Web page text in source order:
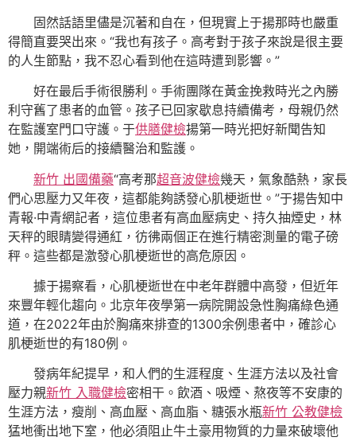
固然話語里儘是沉著和自在，但現實上于揚那時也嚴重
得簡直要哭出來。“我也有孩子。高考對于孩子來說是很主要
的人生節點，我不忍心看到他在這時遭到影響。”
好在最后手術很勝利。手術團隊在黃金挽救時光之內勝
利守舊了患者的血管。孩子已回家歇息持續備考，母親仍然
在監護室門口守護。于供膳健檢揚第一時光把好新聞告知
她，開端術后的接續醫治和監護。
新竹 出國備藥“高考那超音波健檢幾天，氣象酷熱，家長
們心思壓力又年夜，這都能夠誘發心肌梗逝世。”于揚告知中
青報·中青網記者，這位患者有高血壓病史、持久抽煙史，林
天秤的眼睛變得通紅，彷彿兩個正在進行精密測量的電子磅
秤。這些都是激發心肌梗逝世的高危原因。
據于揚察看，心肌梗逝世在中老年群體中高發，但近年
來豐年輕化趨向。北京年夜學第一病院開設急性胸痛綠色通
道，在2022年由於胸痛來排查的1300余例患者中，確診心
肌梗逝世的有180例。
發病年紀提早，和人們的生涯程度、生涯方法以及社會
壓力親新竹 入職健檢密相干。飲酒、吸煙、熬夜等不安康的
生涯方法，瘦削、高血壓、高血脂、糖張水瓶新竹 公教健檢
猛地衝出地下室，他必須阻止牛土豪用物質的力量來破壞他